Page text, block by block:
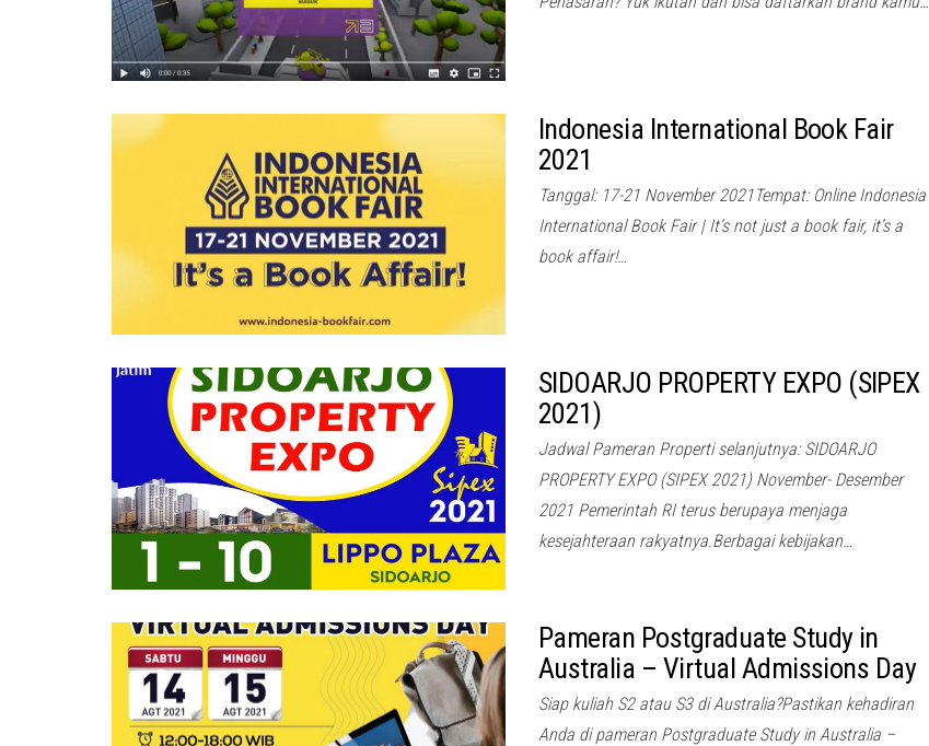
Indonesia International Book Fair
2021
Tanggal: 17-21 November 2021Tempat: Online Indonesia
International Book Fair | It’s not just a book fair, it’s a
book affair!…
SIDOARJO PROPERTY EXPO (SIPEX
2021)
Jadwal Pameran Properti selanjutnya: SIDOARJO
PROPERTY EXPO (SIPEX 2021) November- Desember
2021 Pemerintah RI terus berupaya menjaga
kesejahteraan rakyatnya.Berbagai kebijakan…
Pameran Postgraduate Study in
Australia – Virtual Admissions Day
Siap kuliah S2 atau S3 di Australia?Pastikan kehadiran
Anda di pameran Postgraduate Study in Australia –